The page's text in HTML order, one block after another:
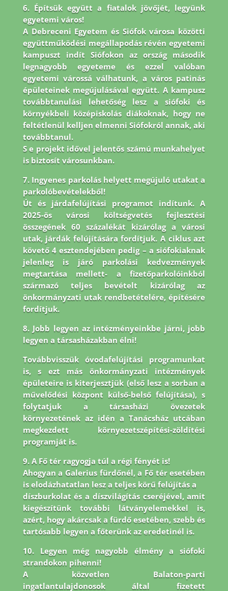
6. Építsük együtt a fiatalok jövőjét, legyünk
egyetemi város!
A Debreceni Egyetem és Siófok városa közötti
együttműködési megállapodás révén egyetemi
kampuszt indít Siófokon az ország második
legnagyobb egyeteme és ezzel valóban
egyetemi várossá válhatunk, a város patinás
épületeinek megújulásával együtt. A kampusz
továbbtanulási lehetőség lesz a siófoki és
környékbeli középiskolás diákoknak, hogy ne
feltétlenül kelljen elmenni Siófokról annak, aki
továbbtanul.
S e projekt idővel jelentős számú munkahelyet
is biztosít városunkban.
7. Ingyenes parkolás helyett megújuló utakat a
parkolóbevételekből!
Út és járdafelújítási programot indítunk. A
2025-ös városi költségvetés fejlesztési
összegének 60 százalékát kizárólag a városi
utak, járdák felújítására fordítjuk. A ciklus azt
követő 4 esztendejében pedig – a siófokiaknak
jelenleg is járó parkolási kedvezmények
megtartása mellett- a fizetőparkolóinkból
származó teljes bevételt kizárólag az
önkormányzati utak rendbetételére, építésére
fordítjuk.
8. Jobb legyen az intézményeinkbe járni, jobb
legyen a társasházakban élni!
Továbbvisszük óvodafelújítási programunkat
is, s ezt más önkormányzati intézmények
épületeire is kiterjesztjük (első lesz a sorban a
művelődési központ külső-belső felújítása), s
folytatjuk a társasháziövezetek
környezetének az idén a Tanácsház utcában
megkezdett környezetszépítési-zöldítési
programját is.
9. A Fő tér ragyogja túl a régi fényét is!
Ahogyan a Galerius fürdőnél, a Fő tér esetében
is elodázhatatlan lesz a teljes körű felújítás a
díszburkolat és a díszvilágítás cseréjével, amit
kiegészítünk további látványelemekkel is,
azért, hogy akárcsak a fürdő esetében, szebb és
tartósabb legyen a főterünk az eredetinél is.
10. Legyen még nagyobb élmény a siófoki
strandokon pihenni!
A közvetlen Balaton-parti
ingatlantulajdonosok által fizetett